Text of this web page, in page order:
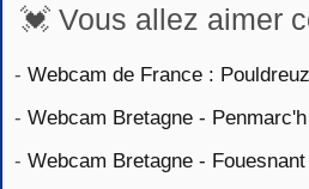
💓 Vous allez aimer
- Webcam de France :
- Webcam Bretagne -
- Webcam Bretagne -